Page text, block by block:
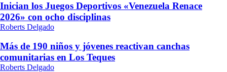
Inician los Juegos Deportivos «Venezuela Renace
2026» con ocho disciplinas
Roberts Delgado
Más de 190 niños y jóvenes reactivan canchas
comunitarias en Los Teques
Roberts Delgado